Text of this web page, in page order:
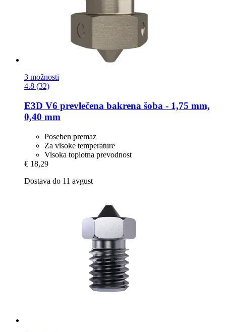
3 možnosti
4.8 (32)
E3D V6 prevlečena bakrena šoba -​ 1,75 mm,
0,40 mm
Poseben premaz
Za visoke temperature
Visoka toplotna prevodnost
€ 18,29
Dostava do 11 avgust